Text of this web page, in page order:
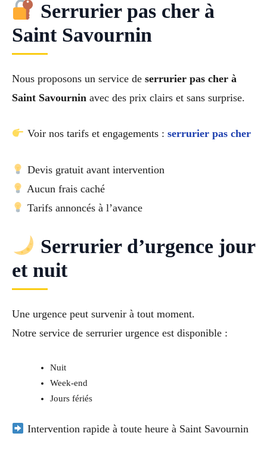
Serrurier pas cher à
Saint Savournin
Nous proposons un service de serrurier pas cher à
Saint Savournin avec des prix clairs et sans surprise.
Voir nos tarifs et engagements : serrurier pas cher
Devis gratuit avant intervention
Aucun frais caché
Tarifs annoncés à l’avance
Serrurier d’urgence jour
et nuit
Une urgence peut survenir à tout moment.
Notre service de serrurier urgence est disponible :
Nuit
Week-end
Jours fériés
Intervention rapide à toute heure à Saint Savournin